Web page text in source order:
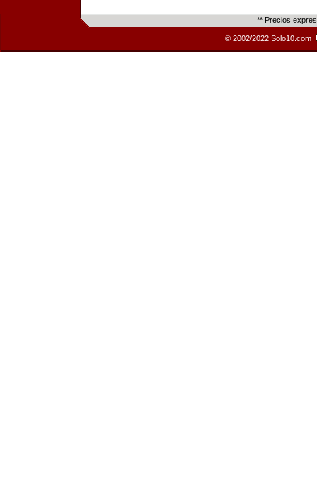
** Precios
© 2002/2022 Solo10.com